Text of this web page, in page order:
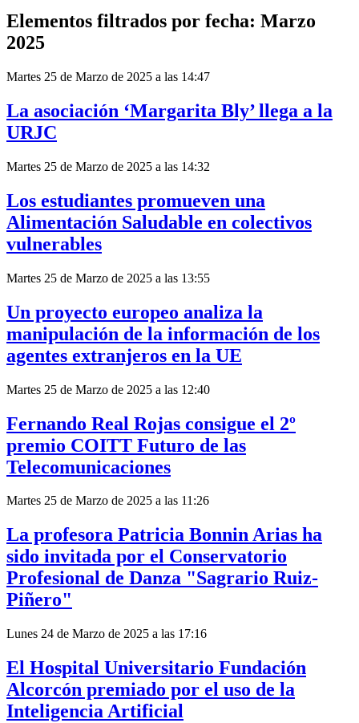
Elementos filtrados por fecha: Marzo
2025
Martes 25 de Marzo de 2025 a las 14:47
La asociación ‘Margarita Bly’ llega a la
URJC
Martes 25 de Marzo de 2025 a las 14:32
Los estudiantes promueven una
Alimentación Saludable en colectivos
vulnerables
Martes 25 de Marzo de 2025 a las 13:55
Un proyecto europeo analiza la
manipulación de la información de los
agentes extranjeros en la UE
Martes 25 de Marzo de 2025 a las 12:40
Fernando Real Rojas consigue el 2º
premio COITT Futuro de las
Telecomunicaciones
Martes 25 de Marzo de 2025 a las 11:26
La profesora Patricia Bonnin Arias ha
sido invitada por el Conservatorio
Profesional de Danza "Sagrario Ruiz-
Piñero"
Lunes 24 de Marzo de 2025 a las 17:16
El Hospital Universitario Fundación
Alcorcón premiado por el uso de la
Inteligencia Artificial